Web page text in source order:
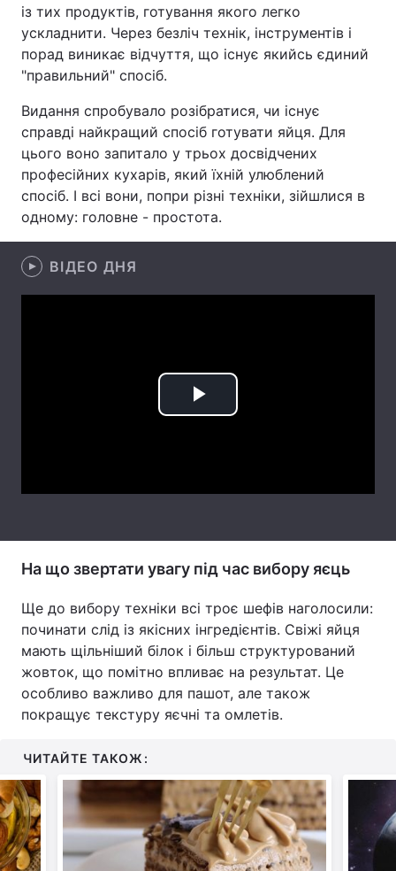
Цікавинки Погода
Екологія Регіони
Інтерв'ю Думки
Архів Вакансії
Контакти
із тих продуктів, готування якого легко
ускладнити. Через безліч технік, інструментів і
порад виникає відчуття, що існує якийсь єдиний
"правильний" спосіб.
Видання спробувало розібратися, чи існує
справді найкращий спосіб готувати яйця. Для
цього воно запитало у трьох досвідчених
професійних кухарів, який їхній улюблений
спосіб. І всі вони, попри різні техніки, зійшлися в
одному: головне - простота.
ВІДЕО ДНЯ
Play
На що звертати увагу під час вибору яєць
Ще до вибору техніки всі троє шефів наголосили:
починати слід із якісних інгредієнтів. Свіжі яйця
мають щільніший білок і більш структурований
жовток, що помітно впливає на результат. Це
особливо важливо для пашот, але також
покращує текстуру яєчні та омлетів.
ЧИТАЙТЕ ТАКОЖ: